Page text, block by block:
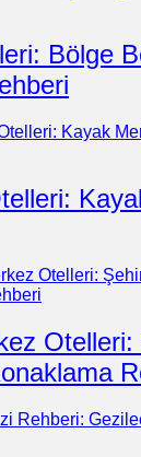
Bölge
Otelleri: